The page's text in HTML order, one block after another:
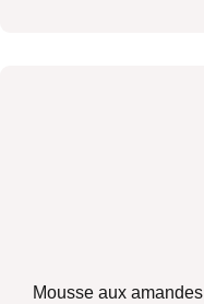
Mousse aux amandes